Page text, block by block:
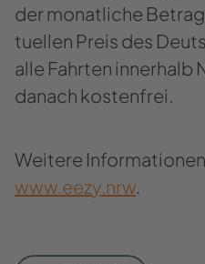
der mo­nat­li­che
tu­el­len Preis des
alle Fahr­ten in­ner­halb
da­nach kos­ten­frei.
Wei­te­re
www.eezy.nrw.